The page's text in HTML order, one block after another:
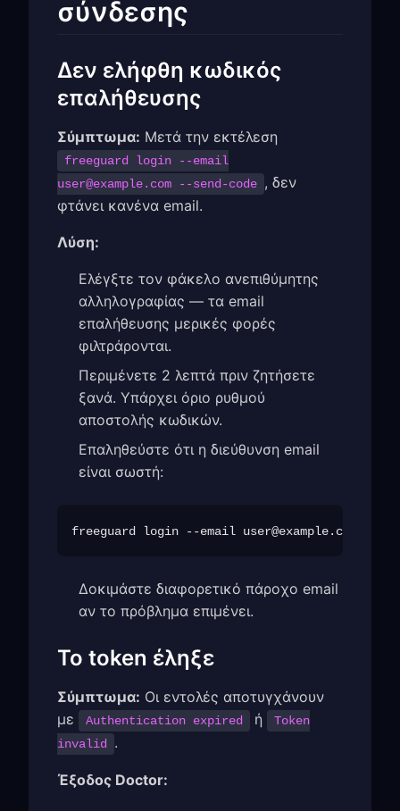
σύνδεσης
Δεν ελήφθη κωδικός
επαλήθευσης
Σύμπτωμα: Μετά την εκτέλεση
freeguard login --email
user@example.com --send-code , δεν
φτάνει κανένα email.
Λύση:
Ελέγξτε τον φάκελο ανεπιθύμητης
αλληλογραφίας — τα email
επαλήθευσης μερικές φορές
φιλτράρονται.
Περιμένετε 2 λεπτά πριν ζητήσετε
ξανά. Υπάρχει όριο ρυθμού
αποστολής κωδικών.
Επαληθεύστε ότι η διεύθυνση email
είναι σωστή:
freeguard login --email user@example.com
Δοκιμάστε διαφορετικό πάροχο email
αν το πρόβλημα επιμένει.
Το token έληξε
Σύμπτωμα: Οι εντολές αποτυγχάνουν
με
Authentication expired ή
Token
invalid .
Έξοδος Doctor: